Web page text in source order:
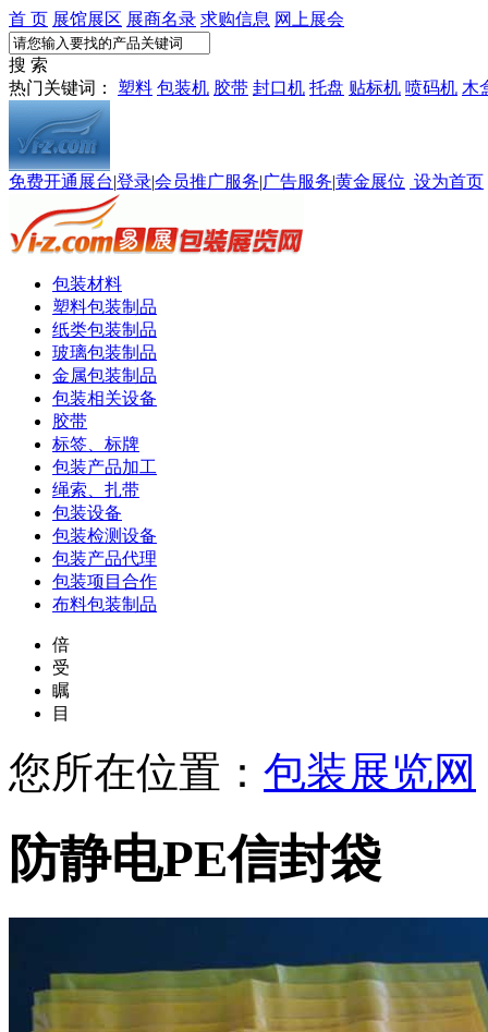
首 页 展馆展区 展商名录 求购信息 网上展会
搜 索
热门关键词： 塑料 包装机 胶带 封口机 托盘 贴标机 喷码机 木
免费开通展台|登录|会员推广服务|广告服务|黄金展位 设为首页
包装材料
塑料包装制品
纸类包装制品
玻璃包装制品
金属包装制品
包装相关设备
胶带
标签、标牌
包装产品加工
绳索、扎带
包装设备
包装检测设备
包装产品代理
包装项目合作
布料包装制品
倍
受
瞩
目
您所在位置： 包装展览网
防静电PE信封袋